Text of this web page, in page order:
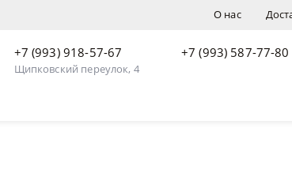
О нас
+7 (993) 918-57-67
Щипковский переулок, 4
+7 (993) 587-77-80